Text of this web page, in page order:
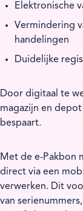
Elektronische
Vermindering
handelingen
Duidelijke
Door digitaal te
magazijn en
bespaart.
Met de e-Pakbon
direct via een
verwerken. Dit
van